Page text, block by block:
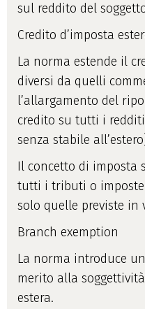
sul reddito del
Credito d’imposta
La norma estende il
diversi da quelli
l’allargamento del
credito su tutti i
senza stabile
Il concetto di imposta
tutti i tributi o imposte
solo quelle previste in
Branch exemption
La norma introduce
merito alla
estera.